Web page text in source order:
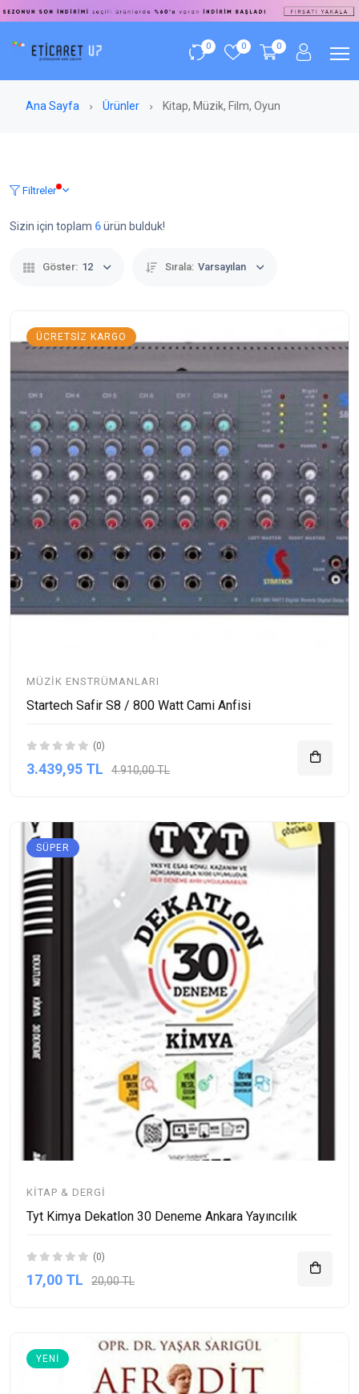
0 0 0
Ana Sayfa Ürünler Kitap, Müzik, Film, Oyun
Filtreler
Sizin için toplam 6ürün bulduk!
Göster: 12 Sırala: Varsayılan
ÜCRETSIZ KARGO
MÜZIK ENSTRÜMANLARI
Startech Safir S8 / 800 Watt Cami Anfisi
(0)
3.439,95 TL 4.910,00 TL
SÜPER
KITAP & DERGI
Tyt Kimya Dekatlon 30 Deneme Ankara Yayıncılık
(0)
17,00 TL 20,00 TL
YENI